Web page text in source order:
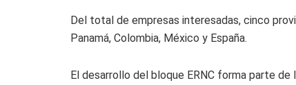
Del total de empresas interesadas, cinco
Panamá, Colombia, México y España.
El desarrollo del bloque ERNC forma parte